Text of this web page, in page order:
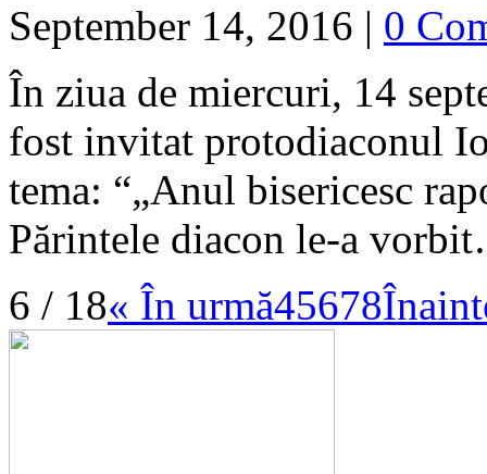
September 14, 2016 | 0
În ziua de miercuri, 14
fost invitat protodiaconul
tema: “„Anul bisericesc
Părintele diacon le-a
6 / 18« În urmă45678